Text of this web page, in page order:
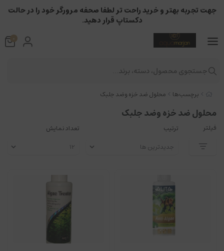
برچسب‌ها محلول ضد خزه وضد جلبک
محلول ضد خزه وضد جلبک
فیلتر ترتیب تعداد نمایش
جهت تجربه بهتر و خرید راحت تر لطفا صحفه مرورگر خود را در حالت
دکستاپ قرار دهید.
0
جستجوی محصول، دسته، برند...